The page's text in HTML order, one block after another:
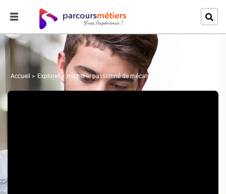
Accueil Explorer michel le passionné de mécanique automobile